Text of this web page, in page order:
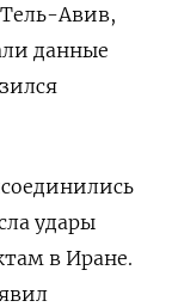
Авив,
данные
удары
в Иране.